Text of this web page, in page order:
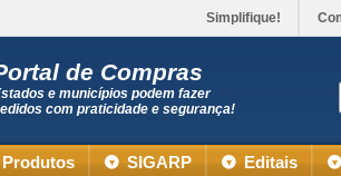
Simplifique!
de Compras
e municípios podem fazer
com praticidade e segurança!
Produtos SIGARP Editais